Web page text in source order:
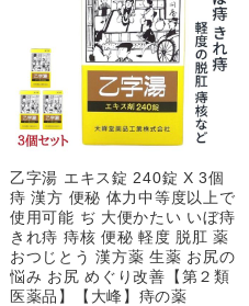
乙字湯 エキス錠 240錠 X 3個
痔 漢方 便秘 体力中等度以上で
使用可能 ぢ 大便かたい いぼ痔
きれ痔 痔核 便秘 軽度 脱肛 薬
おつじとう 漢方薬 生薬 お尻の
悩み お尻 めぐり改善【第２類
医薬品】【大峰】痔の薬